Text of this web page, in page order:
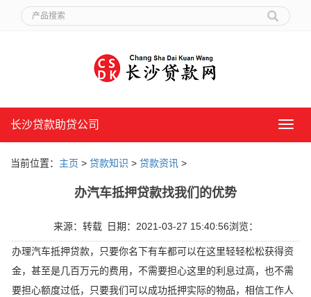
长
长沙贷款助贷公司
当前位置： 主页 > 贷款知识 > 贷款资讯 >
办汽车抵押贷款找我们的优势
来源：转载 日期：2021-03-27 15:40:56浏览：
办理汽车抵押贷款，只要你名下有车都可以在这里轻轻松松获得资
金，甚至是几百万元的费用，不需要担心这里的利息过高，也不需
要担心额度过低，只要我们可以成功抵押实际的物品，相信工作人